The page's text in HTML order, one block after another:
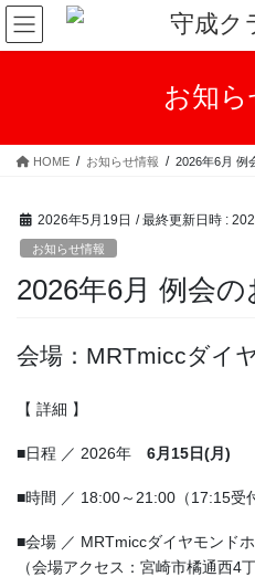
コ
ン
テ
ス
ナ
ビ
ゲ
ン
お知ら
HOME お知らせ情報 2026年6月 例
2026年5月19日 / 最終更新日時 :
お知らせ情報
2026年6月 例会
会場：MRTmiccダイ
【 詳細 】
■日程 ／ 2026年 6月15日(月)
■時間 ／ 18:00～21:00（17:15受
■会場 ／ MRTmiccダイヤモンド
（会場アクセス：宮崎市橘通西